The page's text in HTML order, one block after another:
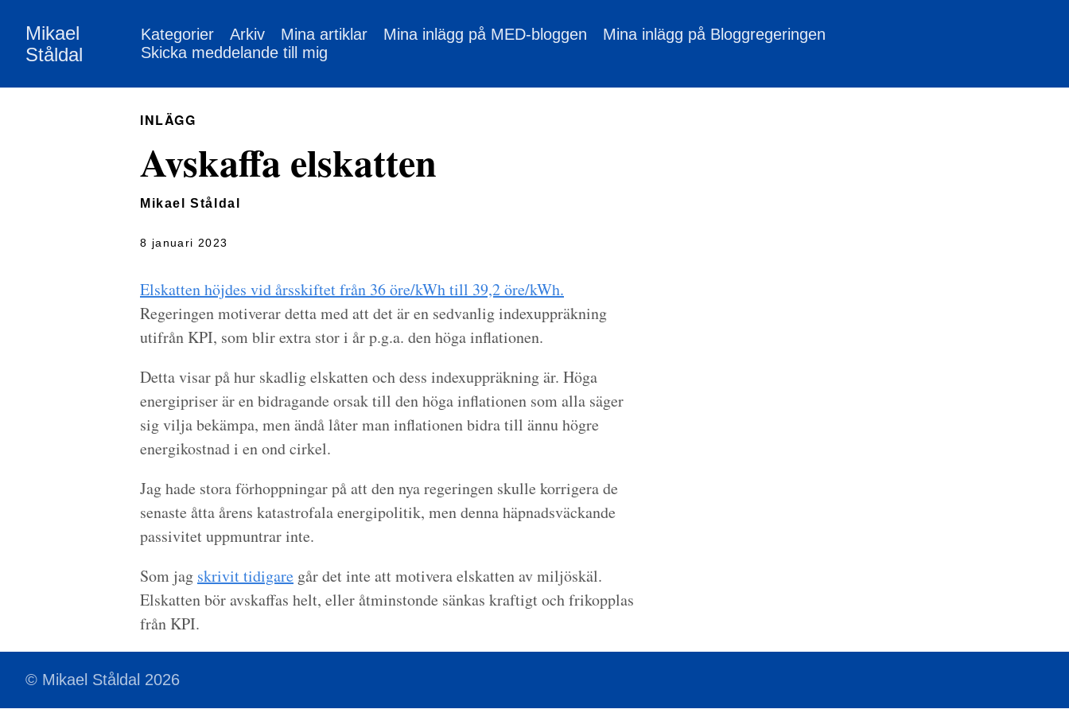
Mikael
Ståldal
Kategorier Arkiv Mina artiklar Mina inlägg på MED-bloggen
Mina inlägg på Bloggregeringen
Skicka meddelande till mig
INLÄGG
Avskaffa elskatten
Mikael Ståldal
8 januari 2023
Elskatten höjdes vid årsskiftet från 36 öre/kWh till 39,2 öre/kWh.
Regeringen motiverar detta med att det är en sedvanlig indexuppräkning
utifrån KPI, som blir extra stor i år p.g.a. den höga inflationen.
Detta visar på hur skadlig elskatten och dess indexuppräkning är. Höga
energipriser är en bidragande orsak till den höga inflationen som alla säger
sig vilja bekämpa, men ändå låter man inflationen bidra till ännu högre
energikostnad i en ond cirkel.
Jag hade stora förhoppningar på att den nya regeringen skulle korrigera de
senaste åtta årens katastrofala energipolitik, men denna häpnadsväckande
passivitet uppmuntrar inte.
Som jag skrivit tidigare går det inte att motivera elskatten av miljöskäl.
Elskatten bör avskaffas helt, eller åtminstonde sänkas kraftigt och frikopplas
från KPI.
© Mikael Ståldal 2026